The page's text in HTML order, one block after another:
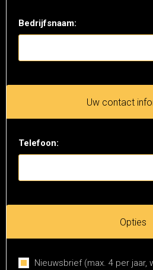
Bedrijfsnaam:
Uw contact
Telefoon:
Opties
Nieuwsbrief (max. 4 per jaar,